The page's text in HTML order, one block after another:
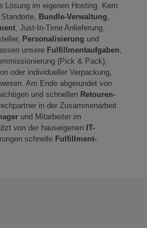
Lösung im eigenen Hosting. Kern
Bundle-Verwaltung,
, Just-In-Time Anlieferung,
Personalisierung und
unsere Fulfillmentaufgaben,
(Pick & Pack),
oder individueller Verpackung,
Am Ende abgerundet von
und schnellen Retouren-
in der Zusammenarbeit
und Mitarbeiter im
von der hauseigenen IT-
schnelle Fulfillment-